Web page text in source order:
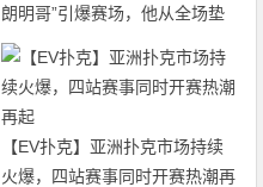
朗明哥”引爆赛场，他从全场垫
底打到了冠军争夺者
【EV扑克】亚洲扑克市场持续
火爆，四站赛事同时开赛热潮再